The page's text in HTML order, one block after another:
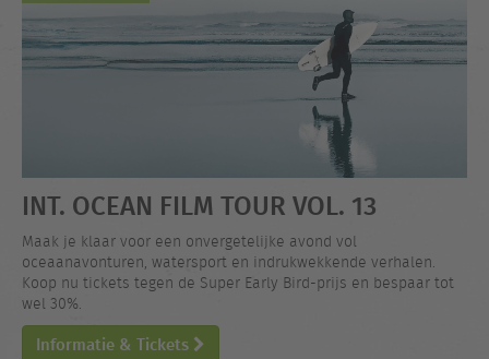
INT. OCEAN FILM TOUR VOL. 13
Maak je klaar voor een onvergetelijke avond vol
oceaanavonturen, watersport en indrukwekkende verhalen.
Koop nu tickets tegen de Super Early Bird-prijs en bespaar tot
wel 30%.
Informatie & Tickets